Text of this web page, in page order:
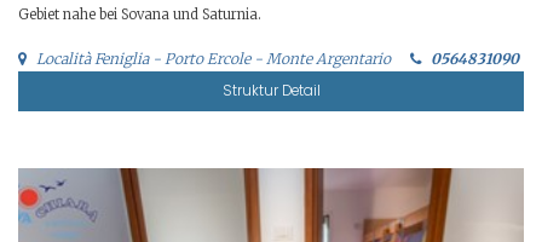
Gebiet nahe bei Sovana und Saturnia.
Località Feniglia - Porto Ercole - Monte Argentario 0564831090
Struktur Detail